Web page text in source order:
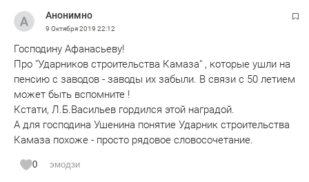
Анонимно
9 Октября 2019 22:12
Господину Афанасьеву!
Про "Ударников строительства Камаза" , которые ушли на
пенсию с заводов - заводы их забыли. В связи с 50 летием
может быть вспомните !
Кстати, Л.Б.Васильев гордился этой наградой.
А для господина Ушенина понятие Ударник строительства
Камаза похоже - просто рядовое словосочетание.
0 эмодзи